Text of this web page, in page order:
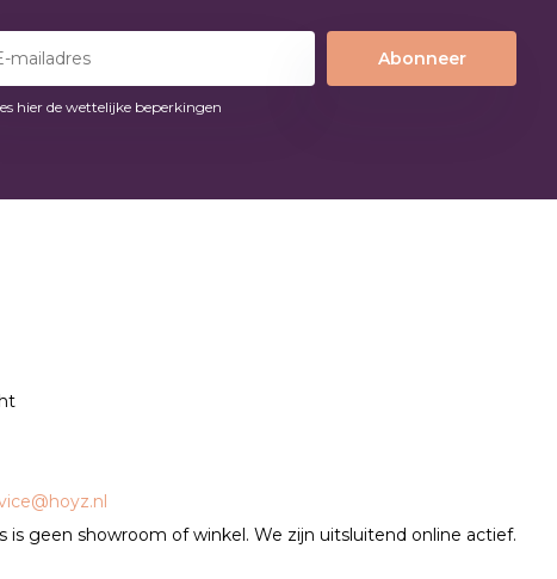
Abonneer
hier de wettelijke beperkingen
is geen showroom of winkel. We zijn uitsluitend online actief.